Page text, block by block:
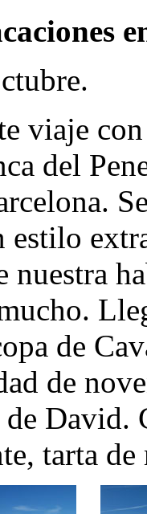
viaje
del
estilo
nuestra
de
de
David.
tarta